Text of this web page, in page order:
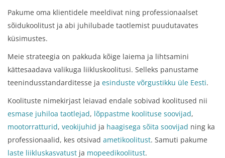
Pakume oma klientidele meeldivat ning professionaalset
sõidukoolitust ja abi juhilubade taotlemist puudutavates
küsimustes.
Meie strateegia on pakkuda kõige laiema ja lihtsamini
kättesaadava valikuga liikluskoolitusi. Selleks panustame
teenindusstandarditesse ja esinduste võrgustikku üle Eesti.
Koolituste nimekirjast leiavad endale sobivad koolitused nii
esmase juhiloa taotlejad, lõppastme koolituse soovijad,
mootorratturid, veokijuhid ja haagisega sõita soovijad ning ka
professionaalid, kes otsivad ametikoolitust. Samuti pakume
laste liikluskasvatust ja mopeedikoolitust.